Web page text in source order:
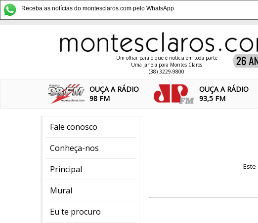
Receba as notícias do montesclaros.com pelo WhatsApp
Um olhar para o que é notícia em toda parte
Uma janela para Montes Claros
(38) 3229-9800
OUÇA A RÁDIO
98 FM
OUÇA A RÁDIO
93,5 FM
Fale conosco
Conheça-nos
Principal
Mural
Eu te procuro